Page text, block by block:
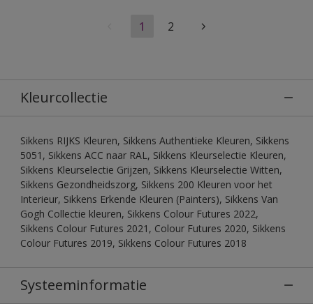
1 2
Kleurcollectie
Sikkens RIJKS Kleuren, Sikkens Authentieke Kleuren, Sikkens
5051, Sikkens ACC naar RAL, Sikkens Kleurselectie Kleuren,
Sikkens Kleurselectie Grijzen, Sikkens Kleurselectie Witten,
Sikkens Gezondheidszorg, Sikkens 200 Kleuren voor het
Interieur, Sikkens Erkende Kleuren (Painters), Sikkens Van
Gogh Collectie kleuren, Sikkens Colour Futures 2022,
Sikkens Colour Futures 2021, Colour Futures 2020, Sikkens
Colour Futures 2019, Sikkens Colour Futures 2018
Systeeminformatie